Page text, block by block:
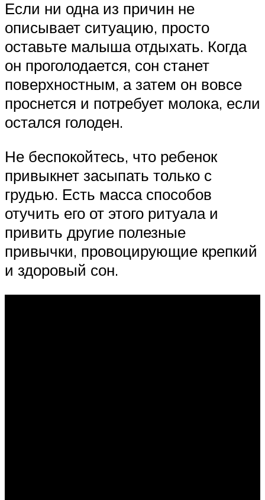
Если ни одна из причин не
описывает ситуацию, просто
оставьте малыша отдыхать. Когда
он проголодается, сон станет
поверхностным, а затем он вовсе
проснется и потребует молока, если
остался голоден.
Не беспокойтесь, что ребенок
привыкнет засыпать только с
грудью. Есть масса способов
отучить его от этого ритуала и
привить другие полезные
привычки, провоцирующие крепкий
и здоровый сон.